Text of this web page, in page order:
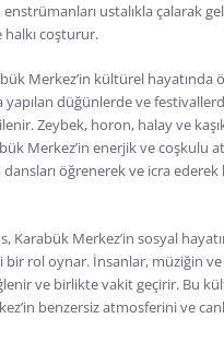
enstrümanları ustalıkla çalarak
halkı coşturur.
Merkez’in kültürel
yapılan düğünlerde ve
Zeybek, horon, halay ve
Merkez’in enerjik ve coşkulu
öğrenerek ve icra ederek
Karabük Merkez’in sosyal
bir rol oynar. İnsanlar, müziğin
ve birlikte vakit geçirir. Bu
benzersiz atmosferini ve